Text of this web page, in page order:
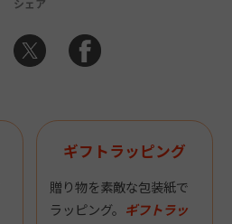
シェア
ギフトラッピング
贈り物を素敵な包装紙で
ラッピング。 ギフトラッ